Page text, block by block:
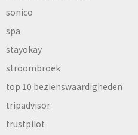
sonico
spa
stayokay
stroombroek
top 10 bezienswaardigheden
tripadvisor
trustpilot